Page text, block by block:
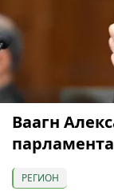
Ваагн
РЕГИОН